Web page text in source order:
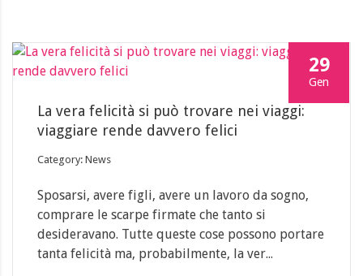
29
Gen
La vera felicità si può trovare nei viaggi:
viaggiare rende davvero felici
Category: News
Sposarsi, avere figli, avere un lavoro da sogno,
comprare le scarpe firmate che tanto si
desideravano. Tutte queste cose possono portare
tanta felicità ma, probabilmente, la ver...